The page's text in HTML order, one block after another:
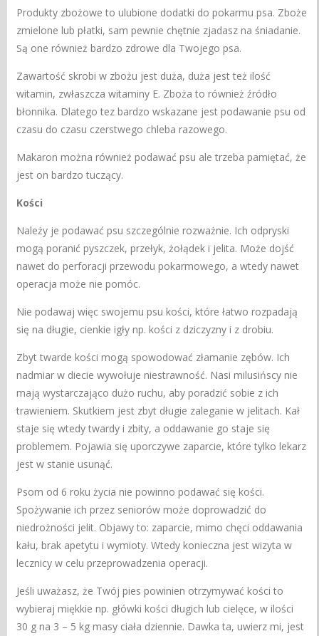
Produkty zbożowe to ulubione dodatki do pokarmu psa. Zboże
zmielone lub płatki, sam pewnie chętnie zjadasz na śniadanie.
Są one również bardzo zdrowe dla Twojego psa.
Zawartość skrobi w zbożu jest duża, duża jest też ilość
witamin, zwłaszcza witaminy E. Zboża to również źródło
błonnika. Dlatego tez bardzo wskazane jest podawanie psu od
czasu do czasu czerstwego chleba razowego.
Makaron można również podawać psu ale trzeba pamiętać, że
jest on bardzo tuczący.
Kości
Należy je podawać psu szczególnie rozważnie. Ich odpryski
mogą poranić pyszczek, przełyk, żołądek i jelita. Może dojść
nawet do perforacji przewodu pokarmowego, a wtedy nawet
operacja może nie pomóc.
Nie podawaj więc swojemu psu kości, które łatwo rozpadają
się na długie, cienkie igły np. kości z dziczyzny i z drobiu.
Zbyt twarde kości mogą spowodować złamanie zębów. Ich
nadmiar w diecie wywołuje niestrawność. Nasi milusińscy nie
mają wystarczająco dużo ruchu, aby poradzić sobie z ich
trawieniem. Skutkiem jest zbyt długie zaleganie w jelitach. Kał
staje się wtedy twardy i zbity, a oddawanie go staje się
problemem. Pojawia się uporczywe zaparcie, które tylko lekarz
jest w stanie usunąć.
Psom od 6 roku życia nie powinno podawać się kości.
Spożywanie ich przez seniorów może doprowadzić do
niedrożności jelit. Objawy to: zaparcie, mimo chęci oddawania
kału, brak apetytu i wymioty. Wtedy konieczna jest wizyta w
lecznicy w celu przeprowadzenia operacji.
Jeśli uważasz, że Twój pies powinien otrzymywać kości to
wybieraj miękkie np. główki kości długich lub cielęce, w ilości
30 g na 3 – 5 kg masy ciała dziennie. Dawka ta, uwierz mi, jest